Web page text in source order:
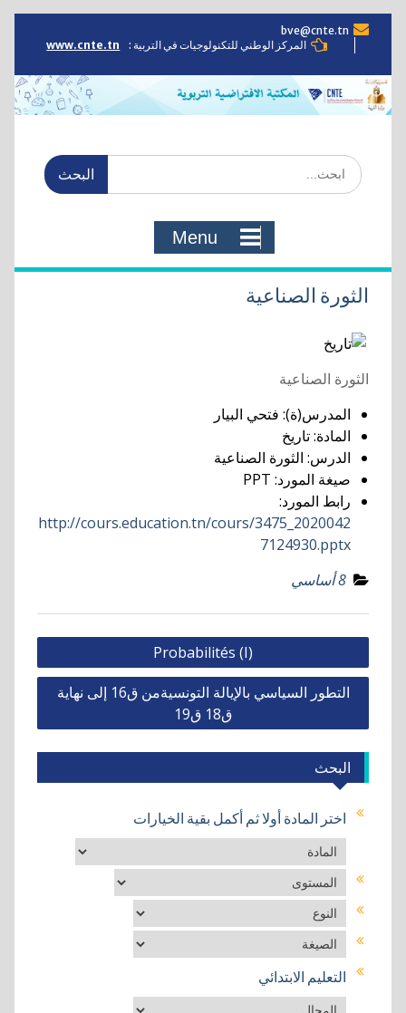
Skip
bve@cnte.tn
المركز الوطني للتكنولوجيات في التربية :
www.cnte.tn
Search
for:
Menu
الثورة الصناعية
الثورة الصناعية
المدرس(ة):فتحي البيار
المادة:تاريخ
الدرس:الثورة الصناعية
صيغة المورد:PPT
رابط المورد:
http://cours.education.tn/cours/3475_2020042
7124930.pptx
8 أساسي
تصفّح
المقالات
Probabilités (I)
التطور السياسي بالإيالة التونسيةمن ق16 إلى نهاية
ق18 ق19
البحث
اختر المادة أولا ثم أكمل بقية الخيارات
نص1
التعليم الابتدائي